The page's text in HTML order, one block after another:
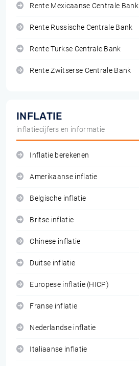
Rente Mexicaanse Centrale Bank
Rente Russische Centrale Bank
Rente Turkse Centrale Bank
Rente Zwitserse Centrale Bank
INFLATIE
inflatiecijfers en informatie
Inflatie berekenen
Amerikaanse inflatie
Belgische inflatie
Britse inflatie
Chinese inflatie
Duitse inflatie
Europese inflatie (HICP)
Franse inflatie
Nederlandse inflatie
Italiaanse inflatie